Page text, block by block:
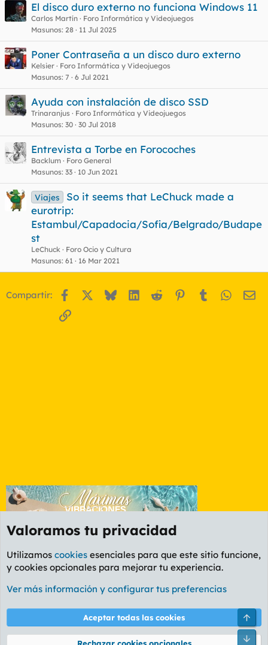
El disco duro externo no funciona Windows 11
Carlos Martín
Foro Informática y Videojuegos
Masunos 28 11 Jul 2025
Poner Contraseña a un disco duro externo
Kelsier
Foro Informática y Videojuegos
Masunos 7 6 Jul 2021
Ayuda con instalación de disco SSD
Trinaranjus
Foro Informática y Videojuegos
Masunos 30 30 Jul 2018
Entrevista a Torbe en Forocoches
Backlum
Foro General
Masunos 33 10 Jun 2021
Viajes
So it seems that LeChuck made a
eurotrip:
Estambul/Capadocia/Sofia/Belgrado/Budape
st
LeChuck
Foro Ocio y Cultura
Masunos 61 16 Mar 2021
Compartir: Facebook BlueskyLinkedIn
Reddit Pinterest
Tumblr
Enlace
Foro Informática y Videojuegos
Cookies
PL OLDSTYLE AMARILLO
Términos y reglas Política de privacidad Ayuda
Valoramos tu privacidad
Utilizamos cookies esenciales para que este sitio funcione,
y cookies opcionales para mejorar tu experiencia.
Ver más información y configurar tus preferencias
Aceptar todas las cookies
Rechazar cookies opcionales
Pie